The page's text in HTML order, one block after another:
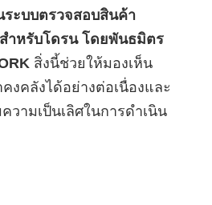
ะบบตรวจสอบสินค้า
ำหรับโดรน โดยพันธมิตร
สิ่งนี้ช่วยให้มองเห็น
งคลังได้อย่างต่อเนื่องและ
วามเป็นเลิศในการดำเนิน